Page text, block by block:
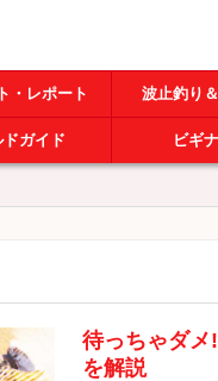
・レポート 波止釣り
ガイド ビギ
待っちゃダ
を解説